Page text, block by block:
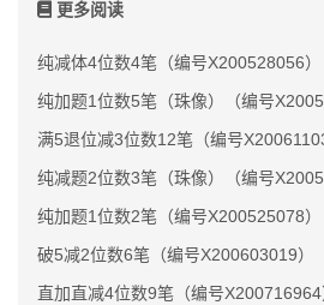
更多阅读
纯减体4位数4笔（编号X200528056）
纯加题1位数5笔（珠像）（编号
满5退位减3位数12笔（编号
纯减题2位数3笔（珠像）（编号
纯加题1位数2笔（编号X200525078）
破5减2位数6笔（编号X200603019）
直加直减4位数9笔（编号X200716964